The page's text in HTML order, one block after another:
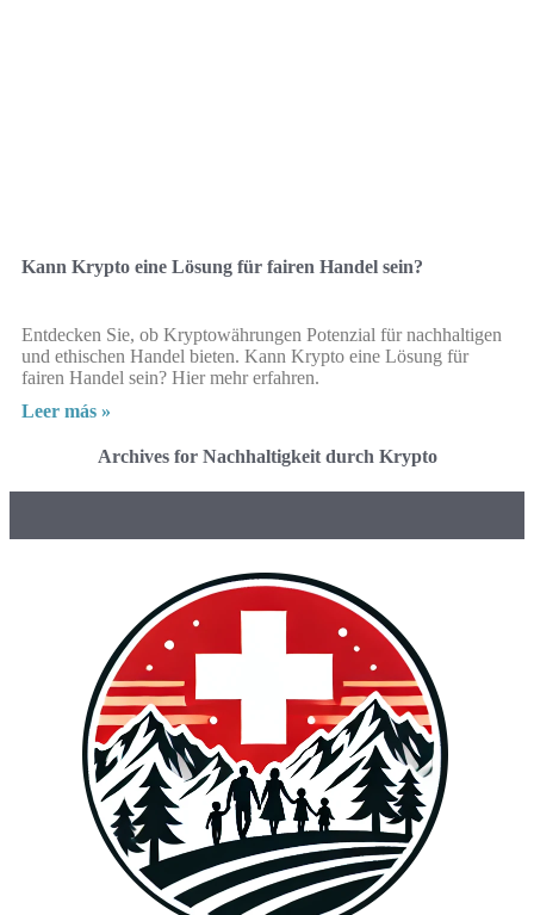
Kann Krypto eine Lösung für fairen Handel sein?
Entdecken Sie, ob Kryptowährungen Potenzial für nachhaltigen
und ethischen Handel bieten. Kann Krypto eine Lösung für
fairen Handel sein? Hier mehr erfahren.
Leer más »
Archives for Nachhaltigkeit durch Krypto